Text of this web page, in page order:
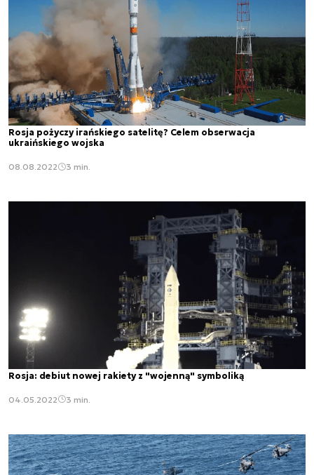
Rosja pożyczy irańskiego satelitę? Celem obserwacja
ukraińskiego wojska
08.08.2022 3 min.
Rosja: debiut nowej rakiety z "wojenną" symboliką
04.05.2022 3 min.